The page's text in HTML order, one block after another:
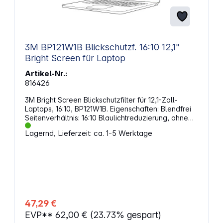
Missgeschicken Klare Sicht – keine
Beeinträchtigung der Displaydarstellung
Passgenau für: iPad Air 13" und Pro 13" (2024–2025)
3M BP121W1B Blickschutzf. 16:10 12,1"
Bright Screen für Laptop
Artikel-Nr.:
816426
3M Bright Screen Blickschutzfilter für 12,1-Zoll-
Laptops, 16:10, BP121W1B. Eigenschaften: Blendfrei
Seitenverhältnis: 16:10 Blaulichtreduzierung, ohne
die natürliche Farbe Ihres Displays zu verfälschen
Gerätetyp: 2-in-1, Laptops Anzeigediagonale: 307
x 163 mm / 10,29 x 6,43 Zoll Ermöglicht eine
unglaublich lebendige Bildschirmanzeige mit
proprietärer Technologie, die eine Übertragung der
Lagernd, Lieferzeit: ca. 1-5 Werktage
47,29 €
EVP** 62,00 € (23.73% gespart)